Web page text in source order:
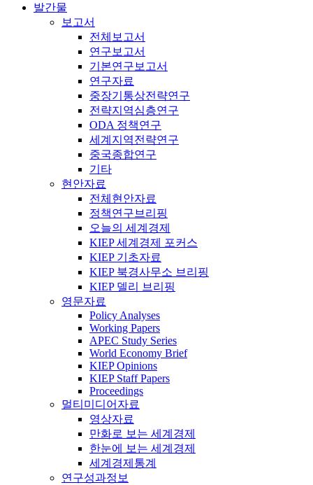
발간물
보고서
전체보고서
연구보고서
기본연구보고서
연구자료
중장기통상전략연구
전략지역심층연구
ODA 정책연구
세계지역전략연구
중국종합연구
기타
현안자료
전체현안자료
정책연구브리핑
오늘의 세계경제
KIEP 세계경제 포커스
KIEP 기초자료
KIEP 북경사무소 브리핑
KIEP 델리 브리핑
영문자료
Policy Analyses
Working Papers
APEC Study Series
World Economy Brief
KIEP Opinions
KIEP Staff Papers
Proceedings
멀티미디어자료
영상자료
만화로 보는 세계경제
한눈에 보는 세계경제
세계경제통계
연구성과정보